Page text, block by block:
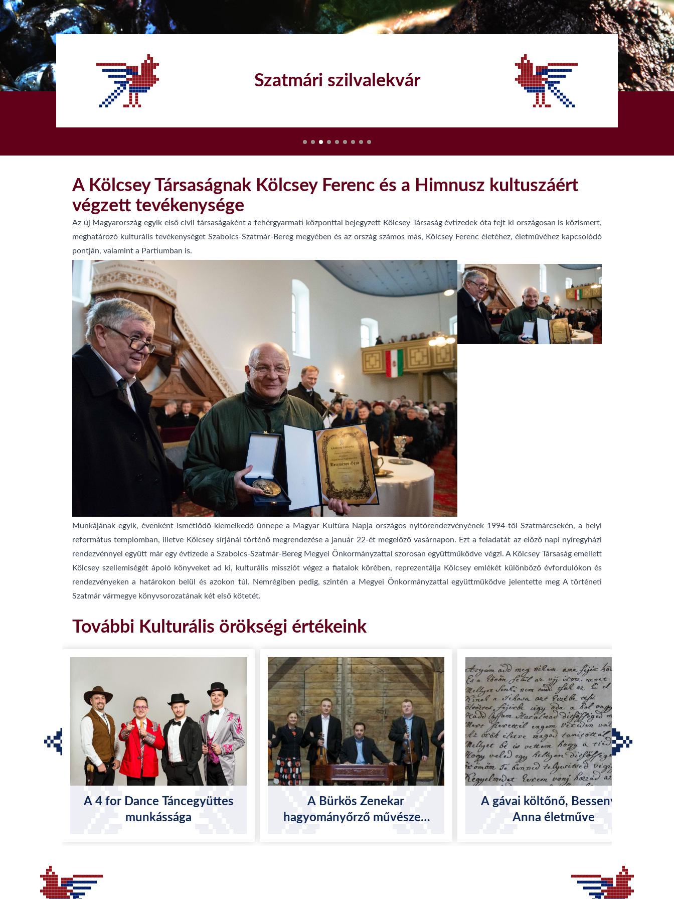
Szatmári szilvalekvár
A Kölcsey Társaságnak Kölcsey Ferenc és a Himnusz kultuszáért
végzett tevékenysége
Az új Magyarország egyik első civil társaságaként a fehérgyarmati központtal bejegyzett Kölcsey Társaság évtizedek óta fejt ki országosan is közismert,
meghatározó kulturális tevékenységet Szabolcs-Szatmár-Bereg megyében és az ország számos más, Kölcsey Ferenc életéhez, életművéhez kapcsolódó
pontján, valamint a Partiumban is.
Munkájának egyik, évenként ismétlődő kiemelkedő ünnepe a Magyar Kultúra Napja országos nyitórendezvényének 1994-től Szatmárcsekén, a helyi
református templomban, illetve Kölcsey sírjánál történő megrendezése a január 22-ét megelőző vasárnapon. Ezt a feladatát az előző napi nyíregyházi
rendezvénnyel együtt már egy évtizede a Szabolcs-Szatmár-Bereg Megyei Önkormányzattal szorosan együttműködve végzi. A Kölcsey Társaság emellett
Kölcsey szellemiségét ápoló könyveket ad ki, kulturális missziót végez a fiatalok körében, reprezentálja Kölcsey emlékét különböző évfordulókon és
rendezvényeken a határokon belül és azokon túl. Nemrégiben pedig, szintén a Megyei Önkormányzattal együttműködve jelentette meg A történeti
Szatmár vármegye könyvsorozatának két első kötetét.
További Kulturális örökségi értékeink
A 4 for Dance Táncegyüttes
munkássága
A Bürkös Zenekar
hagyományőrző művészeti
A gávai költőnő, Bessenyei
Anna életműve